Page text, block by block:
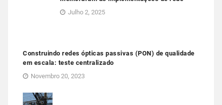
Julho 2, 2025
Construindo redes ópticas passivas (PON) de qualidade
em escala: teste centralizado
Novembro 20, 2023